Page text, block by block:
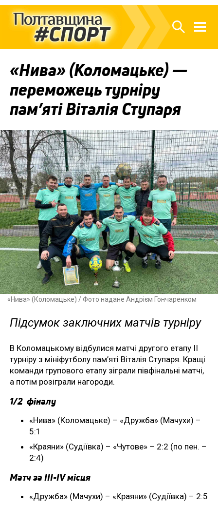
«Нива» (Коломацьке) —
переможець турніру
пам’яті Віталія Ступаря
«Нива» (Коломацьке) / Фото надане Андрієм Гончаренком
Підсумок заключних матчів турніру
В Коломацькому відбулися матчі другого етапу ІІ
турніру з мініфутболу пам’яті Віталія Ступаря. Кращі
команди групового етапу зіграли півфінальні матчі,
а потім розіграли нагороди.
1/2 фіналу
«Нива» (Коломацьке) – «Дружба» (Мачухи) –
5:1
«Краяни» (Судіївка) – «Чутове» – 2:2 (по пен. –
2:4)
Матч за III-IV місця
«Дружба» (Мачухи) – «Краяни» (Судіївка) – 2:5